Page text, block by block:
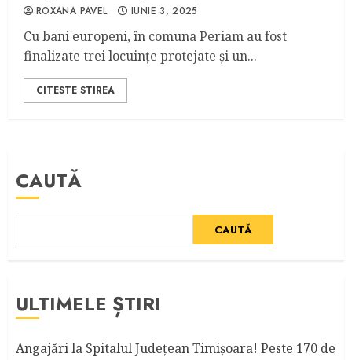
ROXANA PAVEL IUNIE 3, 2025
Cu bani europeni, în comuna Periam au fost
finalizate trei locuințe protejate și un...
CITESTE STIREA
CAUTĂ
CAUTĂ
ULTIMELE ȘTIRI
Angajări la Spitalul Judeţean Timişoara! Peste 170 de